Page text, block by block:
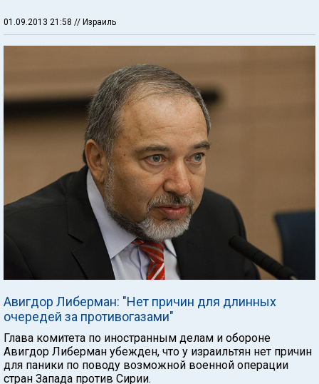
01.09.2013 21:58 // Израиль
Авигдор Либерман: "Нет причин для длинных
очередей за противогазами"
Глава комитета по иностранным делам и обороне
Авигдор Либерман убежден, что у израильтян нет причин
для паники по поводу возможной военной операции
стран Запада против Сирии.